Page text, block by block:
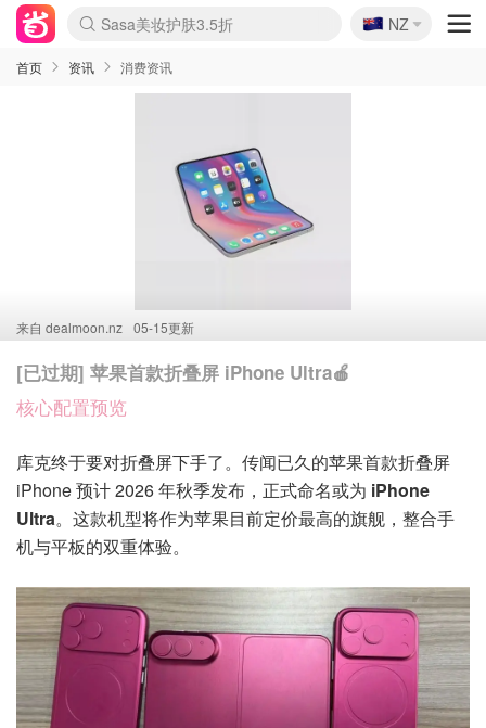
lululemon折扣上新
Sasa美妆护肤3.5折
SSENSE年中2.5折
FreshBeauty好价汇总
Cettire降价+叠9折
WWS Coles超市实拍
viagogo二手票捡漏
Myer超级周末
The Outnet奢牌1折起
David Jones 3折起
Flannels大牌1折
Perfumes Club护肤1折
AMIRO面罩$251
Amazon折扣汇总
eToro入金$200送$50
Amazon数码好物
ICONIC本周7.5折
ThedoubleF高奢地板价
Moose Knuckles 6折
丝芙兰5折起
EUFY摄像头$98
Selenichast首饰2折
Trip机票酒店促销
YSL送5件彩妆礼
Amazon家居好物
Amazon美妆护肤
雅漾大喷$8
过敏原检测盒$33
伊索独家赠50ml沐浴露
科颜氏高保湿面霜$29
SEALIFE海洋馆门票6折
丝塔芙大白罐$16
订阅Newsletter送香薰
Cult Beauty 6.8折
Harrods圣诞日历$525
LN-CC奢牌私促3折
d'Alba空姐喷雾$16
EVE LOM套装£56
Bernardelli独家4折
Adore Beauty 6折起
CT圣诞日历
Mytheresa奢品2.7折
Luxury Escapes 9折
Currentbody美容仪$881
MOON Garden Live
Roborock扫地机$649
Tingo Life水杯$24
Valentino官网5折
CR洗护套装$23
修丽可4件套$159
Myer彩妆2件7折
GANNI官网4.5折
Stylevana韩妆4折
Tessabit高奢8.5折
OGX洗发水$11
Amazon阿德莱德次日达
卡诗8.5折+赠礼
Philips Hue灯具8折
🇳🇿
NZ
首页 资讯 消费资讯
来自 dealmoon.nz 05-15更新
[已过期] 苹果首款折叠屏 iPhone Ultra🍎
核心配置预览
库克终于要对折叠屏下手了。传闻已久的苹果首款折叠屏
iPhone 预计 2026 年秋季发布，正式命名或为 iPhone
Ultra。这款机型将作为苹果目前定价最高的旗舰，整合手
机与平板的双重体验。